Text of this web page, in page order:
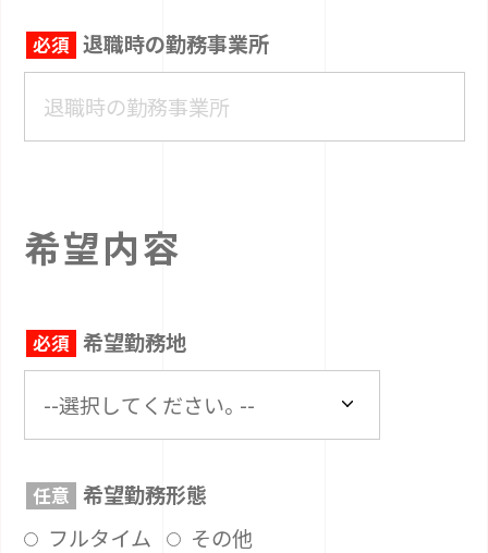
退職時の勤務事業所
希望内容
希望勤務地
希望勤務形態
フルタイム
その他